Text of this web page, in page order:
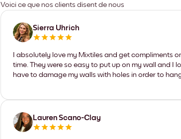
Voici ce que nos clients disent de nous
Sierra Uhrich
I absolutely love my Mixtiles and get compliments
time. They were so easy to put up on my wall and I
have to damage my walls with holes in order to
Lauren Scano-Clay